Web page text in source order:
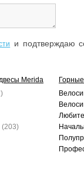
и подтверждаю
Merida
(203)